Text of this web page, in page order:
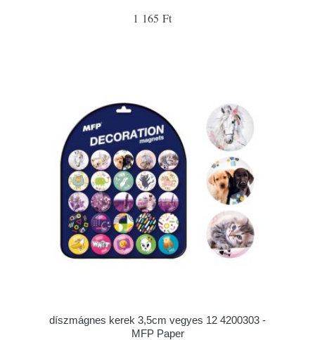
1 165 Ft
díszmágnes kerek 3,5cm vegyes 12 4200303 -
MFP Paper